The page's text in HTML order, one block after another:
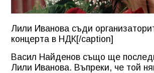
Лили Иванова съди
концерта в НДК[/caption]
Васил Найденов също ще
Лили Иванова. Въпреки, че той